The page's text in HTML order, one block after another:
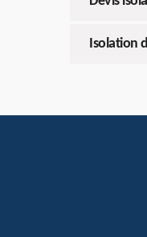
Isolation